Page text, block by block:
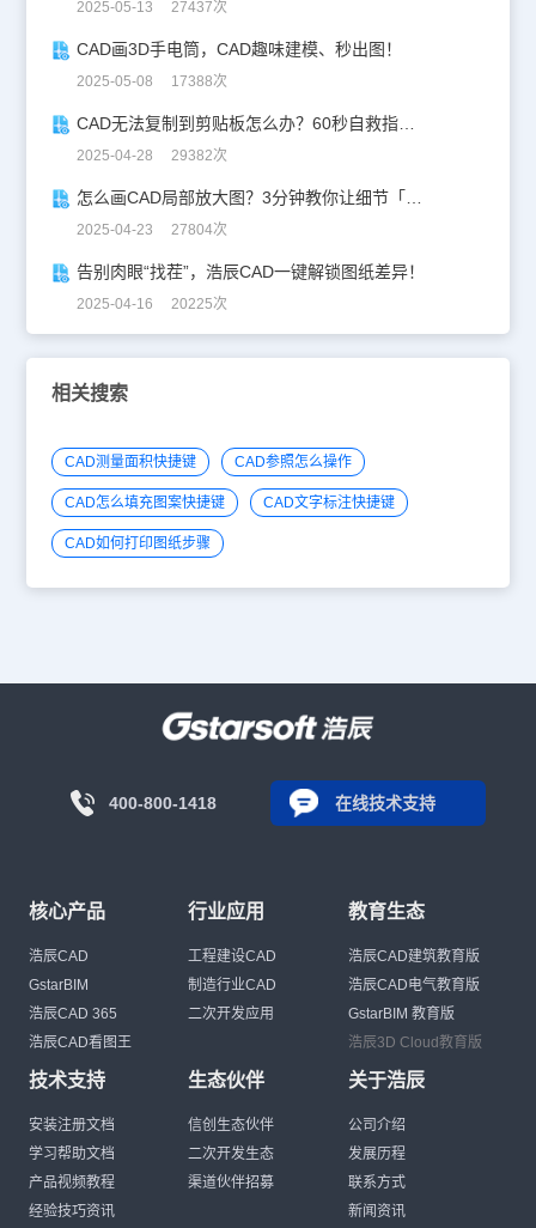
2025-05-13 27437次
CAD画3D手电筒，CAD趣味建模、秒出图！
2025-05-08 17388次
CAD无法复制到剪贴板怎么办？60秒自救指南！
2025-04-28 29382次
怎么画CAD局部放大图？3分钟教你让细节「说话」！
2025-04-23 27804次
告别肉眼“找茬”，浩辰CAD一键解锁图纸差异！
2025-04-16 20225次
相关搜索
CAD测量面积快捷键 CAD参照怎么操作
CAD怎么填充图案快捷键 CAD文字标注快捷键
CAD如何打印图纸步骤
400-800-1418 在线技术支持
核心产品
浩辰CAD
GstarBIM
浩辰CAD 365
浩辰CAD看图王
行业应用
工程建设CAD
制造行业CAD
二次开发应用
教育生态
浩辰CAD建筑教育版
浩辰CAD电气教育版
GstarBIM 教育版
浩辰3D Cloud教育版
技术支持
安装注册文档
学习帮助文档
产品视频教程
经验技巧资讯
生态伙伴
信创生态伙伴
二次开发生态
渠道伙伴招募
关于浩辰
公司介绍
发展历程
联系方式
新闻资讯